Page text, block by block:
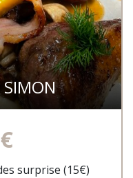
surprise (15€)